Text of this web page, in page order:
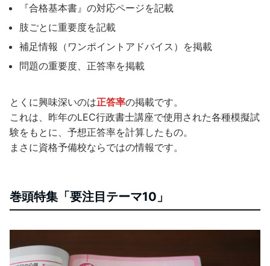
『合格基本書』の対応ページを記載
肢ごとに重要度を記載
補足情報（ワンポイントアドバイス）を掲載
問題の重要度、正答率を掲載
とくに興味深いのは正答率の掲載です。
これは、昨年のLEC行政書士講座で使用された各種模擬試
験をもとに、予想正答率を計算したもの。
まさに資格予備校ならではの情報です。
巻頭特集「要注目テーマ10」